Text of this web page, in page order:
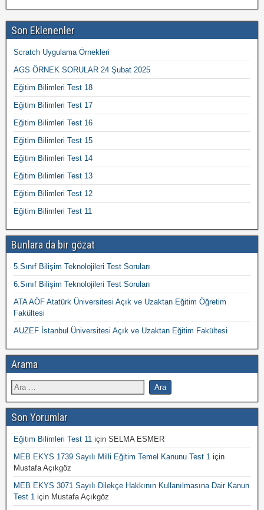
Son Eklenenler
Scratch Uygulama Örnekleri
AGS ÖRNEK SORULAR 24 Şubat 2025
Eğitim Bilimleri Test 18
Eğitim Bilimleri Test 17
Eğitim Bilimleri Test 16
Eğitim Bilimleri Test 15
Eğitim Bilimleri Test 14
Eğitim Bilimleri Test 13
Eğitim Bilimleri Test 12
Eğitim Bilimleri Test 11
Bunlara da bir gözat
5.Sınıf Bilişim Teknolojileri Test Soruları
6.Sınıf Bilişim Teknolojileri Test Soruları
ATA AÖF Atatürk Üniversitesi Açık ve Uzaktan Eğitim Öğretim
Fakültesi
AUZEF İstanbul Üniversitesi Açık ve Uzaktan Eğitim Fakültesi
Arama
Son Yorumlar
Eğitim Bilimleri Test 11 için SELMA ESMER
MEB EKYS 1739 Sayılı Milli Eğitim Temel Kanunu Test 1 için
Mustafa Açıkgöz
MEB EKYS 3071 Sayılı Dilekçe Hakkının Kullanılmasına Dair Kanun
Test 1 için Mustafa Açıkgöz